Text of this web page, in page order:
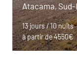
Atacama,
13 jours / 10 nuits
à partir de 4550€